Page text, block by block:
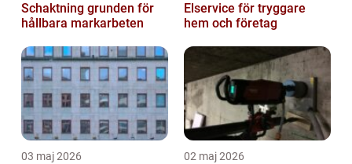
Schaktning grunden för
hållbara markarbeten
Elservice för tryggare
hem och företag
03 maj 2026 02 maj 2026